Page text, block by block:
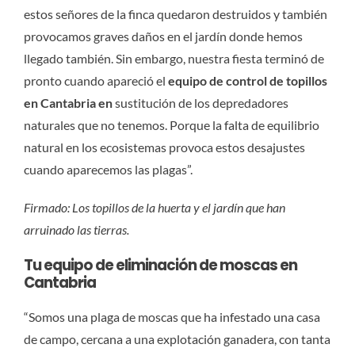
estos señores de la finca quedaron destruidos y también
provocamos graves daños en el jardín donde hemos
llegado también. Sin embargo, nuestra fiesta terminó de
pronto cuando apareció el equipo de control de topillos
en Cantabria ensustitución de los depredadores
naturales que no tenemos. Porque la falta de equilibrio
natural en los ecosistemas provoca estos desajustes
cuando aparecemos las plagas”.
Firmado: Los topillos de la huerta y el jardín que han
arruinado las tierras.
Tu equipo de eliminación de moscas en
Cantabria
“Somos una plaga de moscas que ha infestado una casa
de campo, cercana a una explotación ganadera, con tanta